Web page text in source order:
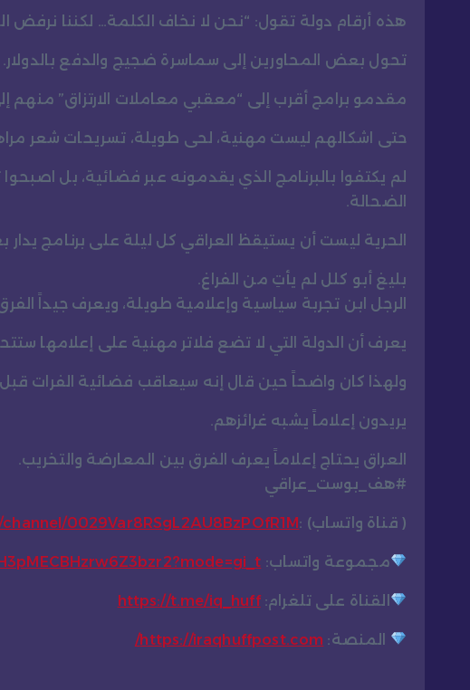
هذه أرقام دولة تقول: “نحن لا نخاف الكلمة… لكننا نرفض
تحول بعض المحاورين إلى سماسرة ضجيج والدفع بالدولار.
مقدمو برامج أقرب إلى “معقبي معاملات الارتزاق” منهم
حتى اشكالهم ليست مهنية، لحى طويلة، تسريحات شعر
لم يكتفوا بالبرنامج الذي يقدمونه عبر فضائية، بل
الضحالة.
الحرية ليست أن يستيقظ العراقي كل ليلة على برنامج يدار
بليغ أبو كلل لم يأتِ من الفراغ.
الرجل ابن تجربة سياسية وإعلامية طويلة، ويعرف جيداً
يعرف أن الدولة التي لا تضع فلاتر مهنية على إعلامها
ولهذا كان واضحاً حين قال إنه سيعاقب فضائية الفرات قبل
يريدون إعلاماً يشبه غرائزهم.
العراق يحتاج إعلاماً يعرف الفرق بين المعارضة والتخريب.
#هف_بوست_عراقي
( قناة واتساب) :0029Var8RSgL2AU8BzPOfR1M
مجموعة واتساب:
القناة على تلغرام:https://t.me/iq_huff
المنصة: https://iraqhuffpost.com/